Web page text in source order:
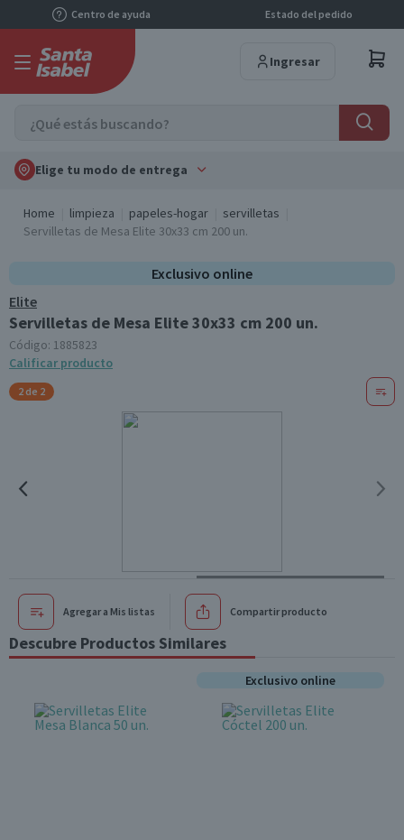
Centro de ayuda Estado del pedido
Ingresar
Elige tu modo de entrega
Home limpieza papeles-hogar
servilletas
Servilletas de Mesa Elite 30x33 cm 200 un.
Exclusivo online
Elite
Servilletas de Mesa Elite 30x33 cm 200 un.
Código: 1885823
Calificar producto
2 de 2
Agregar a Mis listas Compartir producto
Descubre Productos Similares
Exclusivo online